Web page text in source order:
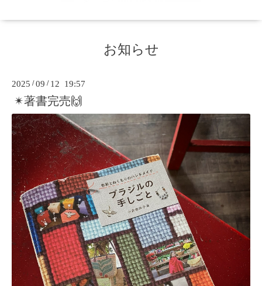
お知らせ
2025 /09 / 12 19:57
✴︎著書完売🙌